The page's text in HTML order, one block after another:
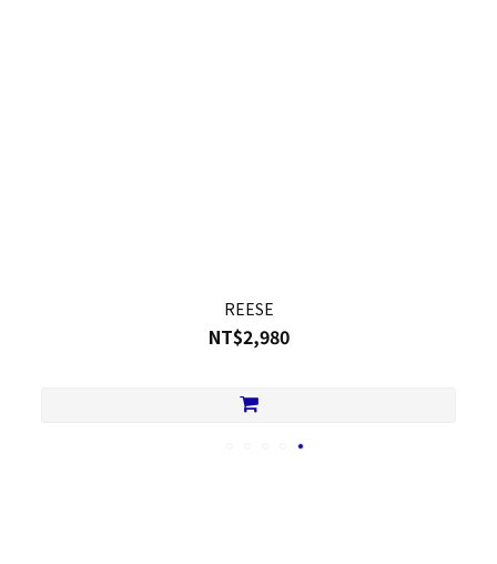
REESE
NT$2,980